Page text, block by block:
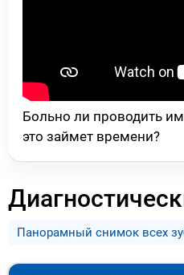
Больно ли проводить
это займет времени?
Панорамный снимок всех